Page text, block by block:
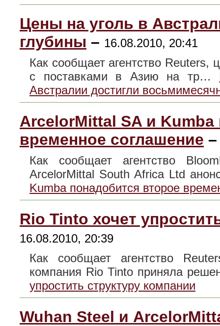
Цены на уголь в
глубины – 16.08.2010, 20:41
Как сообщает агентство Reuters,
с поставками в Азию на тр…
Австралии достигли
ArcelorMittal SA и
временное соглашение
Как сообщает агентство
ArcelorMittal South Africa Ltd
Kumba понадобится второе
Rio Tinto хочет
16.08.2010, 20:39
Как сообщает агентство
компания Rio Tinto приняла
упростить структуру компании
Wuhan Steel и